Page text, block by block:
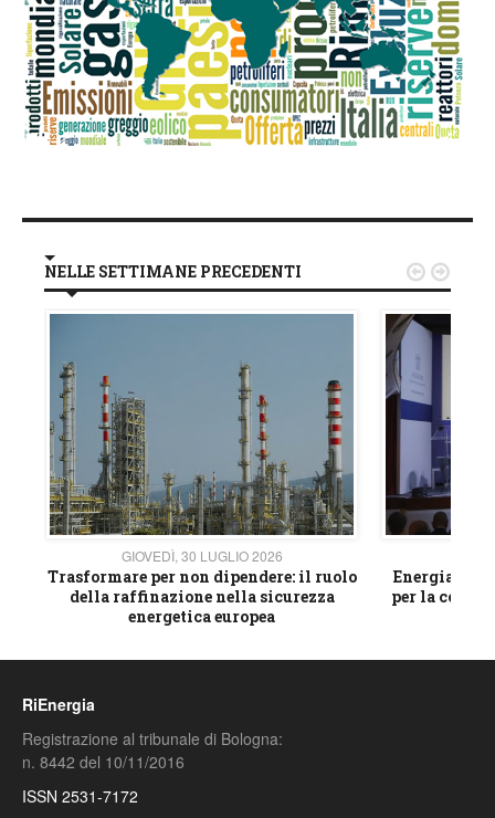
NELLE SETTIMANE PRECEDENTI
GIOVEDÌ, 30 LUGLIO 2026
Trasformare per non dipendere: il ruolo
della raffinazione nella sicurezza
energetica europea
Energia e
per la
 
RiEnergia
Registrazione al tribunale di Bologna:
n. 8442 del 10/11/2016
ISSN 2531-7172